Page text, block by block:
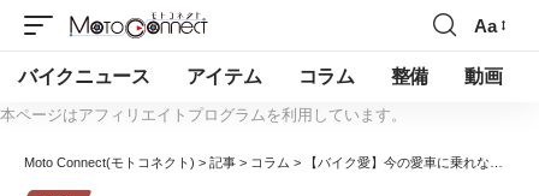
Aa
バイクニュース アイテム コラム 整備 動画
本ページはアフィリエイトプログラムを利用しています。
Moto Connect(モトコネクト) > 記事 > コラム > 【バイク愛】今の愛車に乗れなくなったら！？乗り換え？それとも降りる？